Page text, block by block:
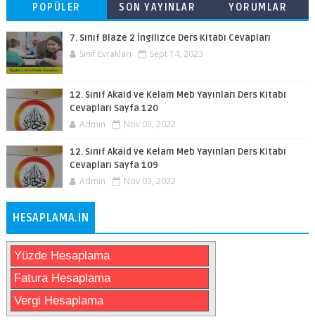
POPÜLER SON YAYINLAR YORUMLAR
7. Sınıf Blaze 2 İngilizce Ders Kitabı Cevapları
Sınıf Evrakları Sept 14, 2023
12. Sınıf Akaid ve Kelam Meb Yayınları Ders Kitabı
Cevapları Sayfa 120
Admin Nov 03, 2022
12. Sınıf Akaid ve Kelam Meb Yayınları Ders Kitabı
Cevapları Sayfa 109
Admin Nov 03, 2022
HESAPLAMA.IN
Yüzde Hesaplama
Fatura Hesaplama
Vergi Hesaplama